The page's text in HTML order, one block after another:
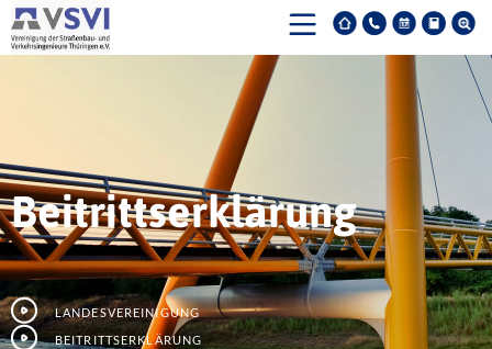
Beitrittserklärung
Landesvereinigung
Beitrittserklärung